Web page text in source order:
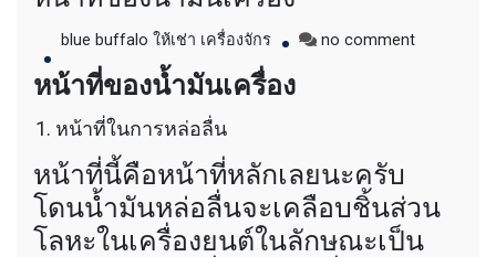
แบ็คโฮ CAT 320 CAT 312 แบ็คโฮ Komatsu
PC 200 LC บูมยาว PC 200 PC 120 แบ็คโฮ
Kobelco SK 210 บูมยาว SK 200 SK 140
blue buffalo ให้เช่า เครื่องจักร no commenton
หน้าที่ของน้ำมันเครื่อง
หน้าที่ในการหล่อลื่น
หน้าที่นี้คือหน้าที่หลักเลยนะครับ
โดนน้ำมันหล่อลื่นจะเคลือบชิ้นส่วน
โลหะในเครื่องยนต์ในลักษณะเป็น